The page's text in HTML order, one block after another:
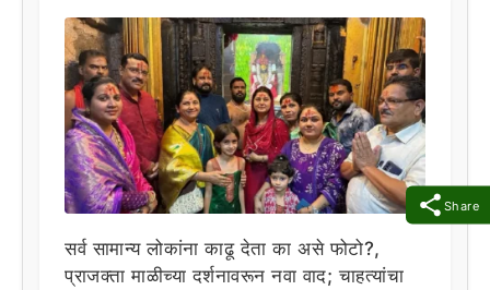
Share
सर्व सामान्य लोकांना काढू देता का असे फोटो?,
प्राजक्ता माळीच्या दर्शनावरून नवा वाद; चाहत्यांचा